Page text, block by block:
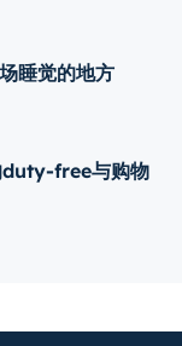
睡觉的地方
duty-free与购物